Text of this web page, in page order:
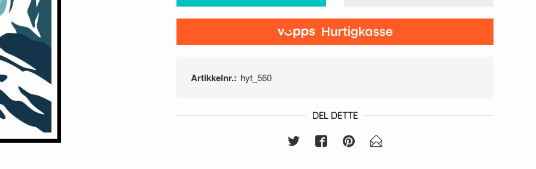
Artikkelnr.: hyt_560
DEL DETTE